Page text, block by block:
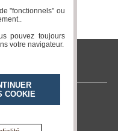
"fonctionnels" ou
pouvez toujours
votre navigateur.
COOKIE